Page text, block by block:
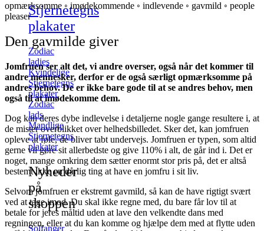
Stjernetegns
plakater
Zodiac
ladies
Kvindelige
Stjernetegns
plakater
Zodiac
lads
Mandlige
Stjernetegns
plakater
Nyheder
på
shoppen
Solfanger
opmærksomme ◦ imødekommende ◦ indlevende ◦ gavmild ◦ people
pleaser
Den gavmilde giver
Jomfruen ser alt det, vi andre overser, også når det kommer til
andre mennesker, derfor er de også særligt opmærksomme på
andres behov. De er ikke bare gode til at se andres behov, men
også til at imødekomme dem.
Dog kan deres dybe indlevelse i detaljerne nogle gange resultere i, at
de mister overblikket over helhedsbilledet. Sker det, kan jomfruen
opleve at føle, de bliver tabt undervejs. Jomfruen er typen, som altid
gerne vil gøre sit allerbedste og give 110% i alt, de går ind i. Det er
noget, mange omkring dem sætter enormt stor pris på, det er altså
bestemt ikke en dårlig ting at have en jomfru i sit liv.
Selvom jomfruen er ekstremt gavmild, så kan de have rigtigt svært
ved at tage imod. Du skal ikke regne med, du bare får lov til at
betale for jeres måltid uden at lave den velkendte dans med
regningen, eller at du kan komme og hjælpe dem med at flytte uden